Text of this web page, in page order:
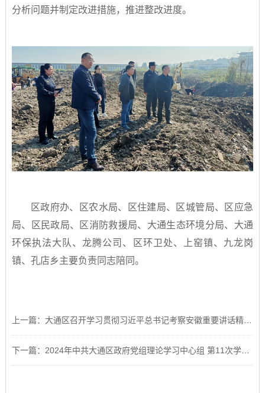
分析问题并制定改进措施，推进整改进度。
区政府办、区农水局、区住建局、区城管局、区应急
局、区民政局、区消防救援局、大通生态环境分局、大通
环保执法大队、龙腾公司、区环卫处、上窑镇、九龙岗
镇、孔店乡主要负责同志陪同。
上一篇：大通区召开学习贯彻习近平总书记考察安徽重要讲话精神宣讲动员会
下一篇：2024年中共大通区政府党组理论学习中心组 第11次学习会议召开